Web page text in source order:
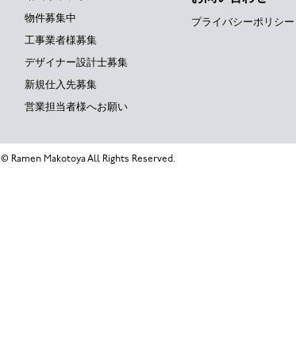
物件募集中
工事業者様募集
デザイナー設計士募集
新規仕入先募集
営業担当者様へお願い
プライバシーポリシー
© Ramen Makotoya All Rights Reserved.